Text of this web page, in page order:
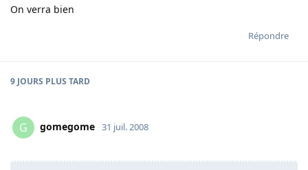
On verra bien
Répondre
9 JOURS PLUS TARD
G gomegome 31 juil. 2008